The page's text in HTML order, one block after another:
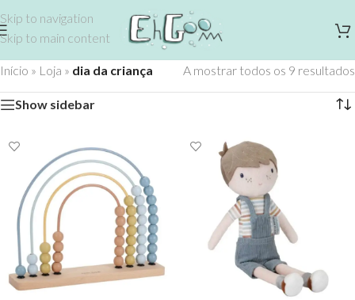
Skip to navigation
Skip to main content
Início » Loja » dia da criança A mostrar todos os 9 resultados
Show sidebar